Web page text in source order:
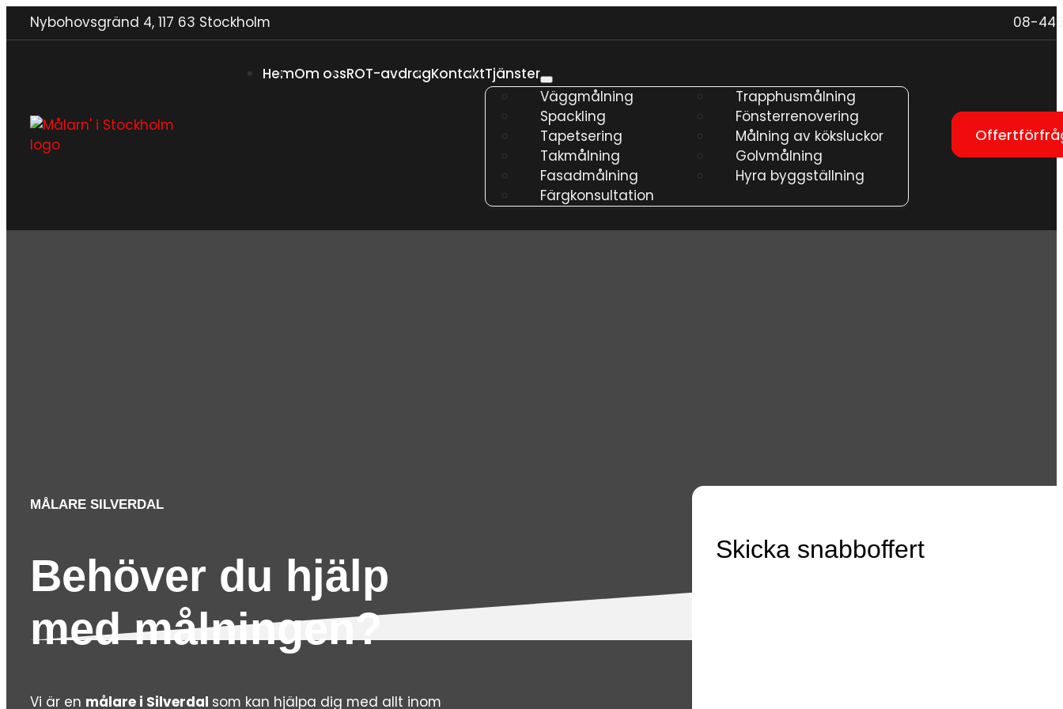
Nybohovsgränd 4, 117 63 Stockholm 08-
HemOm ossROT-avdragKontaktTjänster
Väggmålning
Spackling
Tapetsering
Takmålning
Fasadmålning
Färgkonsultation
Trapphusmålning
Fönsterrenovering
Målning av köksluckor
Golvmålning
Hyra byggställning
MÅLARE SILVERDAL
Behöver du hjälp
med målningen?
Vi är en målare i Silverdal som kan hjälpa dig med allt inom
Skicka snabboffert